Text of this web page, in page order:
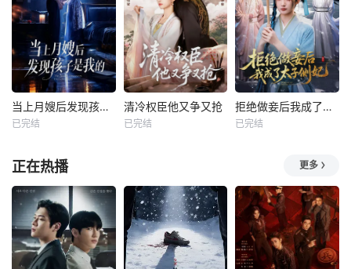
当上月嫂后发现孩子是我的
已完结
清冷权臣他又争又抢
已完结
拒绝做妾后我成了太子侧妃
已完结
正在热播 更多